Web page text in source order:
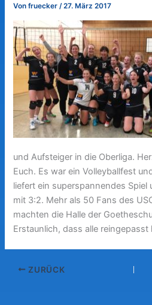
Vonfruecker/27. März 2017
und Aufsteiger in die Oberliga.
Euch. Es war ein Volleyballfest
liefert ein superspannendes
mit 3:2. Mehr als 50 Fans des
machten die Halle der
Erstaunlich, dass alle reingepasst
ZURÜCK